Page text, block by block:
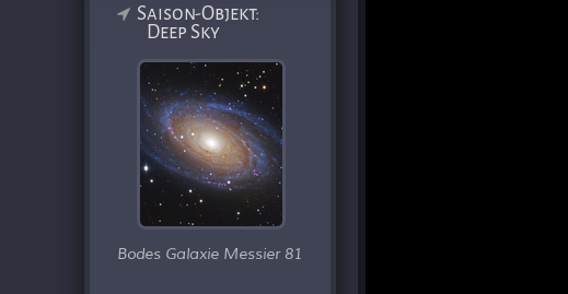
Saison-Objekt:
Deep Sky
Bodes Galaxie Messier 81